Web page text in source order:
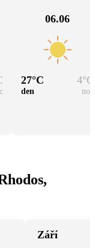
06.06
27°C 4°C
den noc
Září